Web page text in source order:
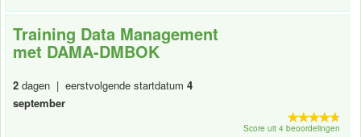
Training Data Management
met DAMA-DMBOK
2 dagen | eerstvolgende startdatum 4
september
Score uit 4 beoordelingen